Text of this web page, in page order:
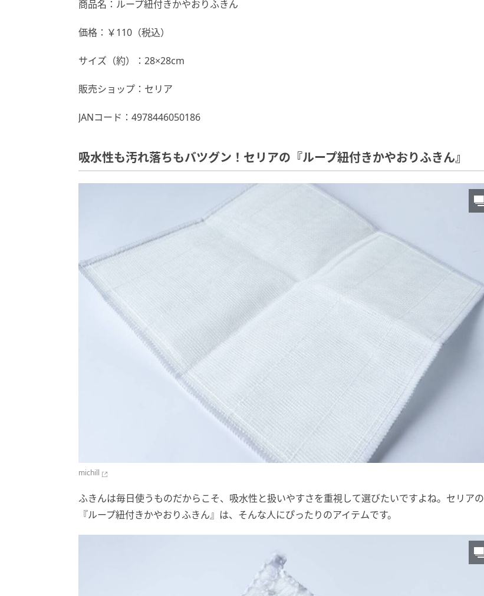
商品名：ループ紐付きかやおりふきん
価格：￥110（税込）
サイズ（約）：28×28cm
販売ショップ：セリア
JANコード：4978446050186
吸水性も汚れ落ちもバツグン！セリアの『ループ紐付きかやおりふきん』
michill
ふきんは毎日使うものだからこそ、吸水性と扱いやすさを重視して選びたいですよね。セリアの
『ループ紐付きかやおりふきん』は、そんな人にぴったりのアイテムです。